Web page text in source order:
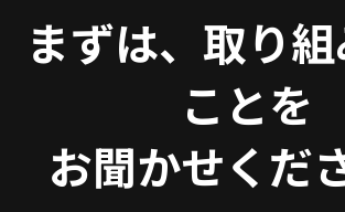
まずは、取り
ことを
お聞かせくだ